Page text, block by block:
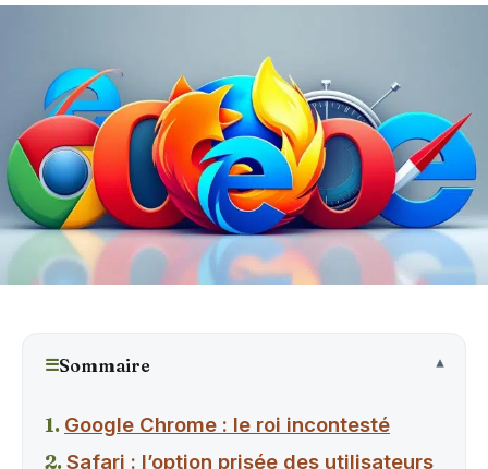
☰Sommaire
Google Chrome : le roi incontesté
Safari : l’option prisée des utilisateurs